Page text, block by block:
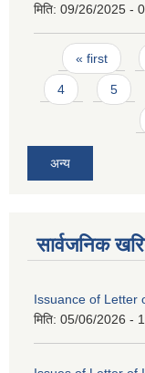
मिति: 09/26/2025 -
Pages
« first
4 5
अन्य
सार्वजनिक
Issuance of Letter
मिति: 05/06/2026 -